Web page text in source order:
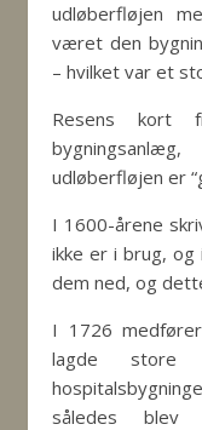
udløberfløjen
været den
– hvilket var et
Resens kort
udløberfløjen er
I 1600-årene
ikke er i brug,
dem ned, og
​I 1726
lagde
således blev